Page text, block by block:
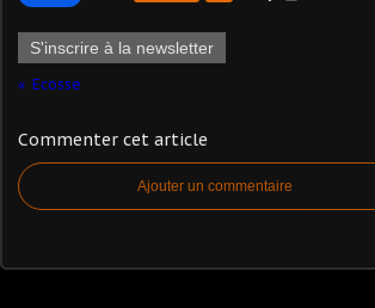
S'inscrire à la newsletter
Ecosse
Commenter cet article
Ajouter un commentaire